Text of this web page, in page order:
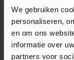
We gebruiken
personaliseren,
en om ons
informatie over
partners voor
met een frisse,
minimalistische
dat moeiteloos
design. Je krijgt de